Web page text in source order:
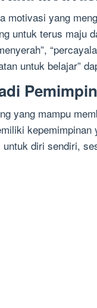
motivasi yang
untuk terus maju
untuk belajar”
yang mampu
diri sendiri,